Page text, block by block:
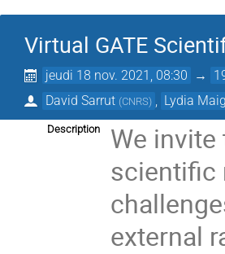
Virtual GATE
jeudi 18 nov. 2021, 08:30 →
David Sarrut (CNRS) Lydia
Description
We
scientific
external